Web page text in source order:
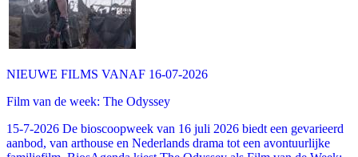
NIEUWE FILMS VANAF 16-07-2026
Film van de week: The Odyssey
15-7-2026 De bioscoopweek van 16 juli 2026 biedt een gevarieerd
aanbod, van arthouse en Nederlands drama tot een avontuurlijke